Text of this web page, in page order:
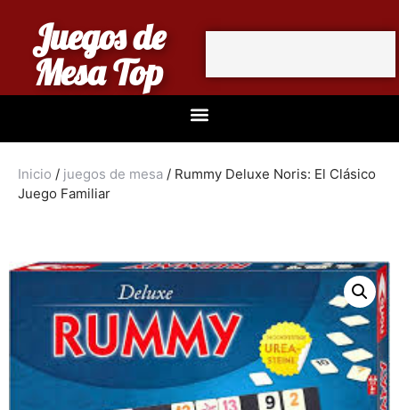
Juegos de
Mesa Top
Inicio / juegos de mesa / Rummy Deluxe Noris: El Clásico
Juego Familiar